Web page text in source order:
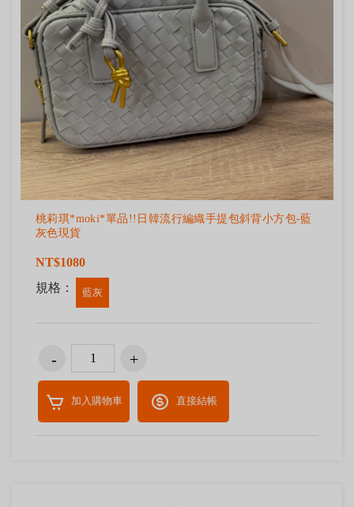
桃莉琪*moki*單品!!日韓流行編織手提包斜背小方包-藍
灰色現貨
NT$1080
規格：
藍灰
加入購物車 直接結帳